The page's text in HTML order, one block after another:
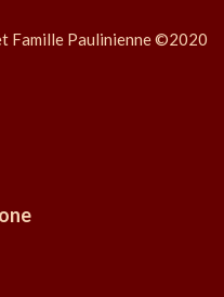
Famille Paulinienne ©2020